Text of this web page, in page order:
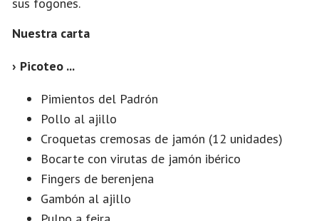
Nuestra carta
› Picoteo ...
Pimientos del Padrón
Pollo al ajillo
Croquetas cremosas de jamón (12 unidades)
Bocarte con virutas de jamón ibérico
Fingers de berenjena
Gambón al ajillo